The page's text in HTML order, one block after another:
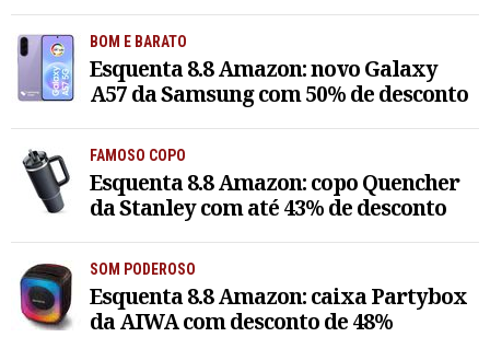
BOM E BARATO
Esquenta 8.8 Amazon: novo Galaxy
A57 da Samsung com 50% de desconto
FAMOSO COPO
Esquenta 8.8 Amazon: copo Quencher
da Stanley com até 43% de desconto
SOM PODEROSO
Esquenta 8.8 Amazon: caixa Partybox
da AIWA com desconto de 48%